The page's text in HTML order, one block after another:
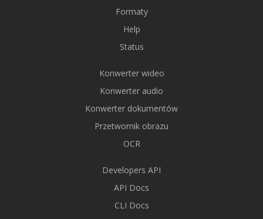
Formaty
Help
Status
Konwerter wideo
Konwerter audio
Konwerter dokumentów
Przetwornik obrazu
OCR
Developers API
API Docs
CLI Docs